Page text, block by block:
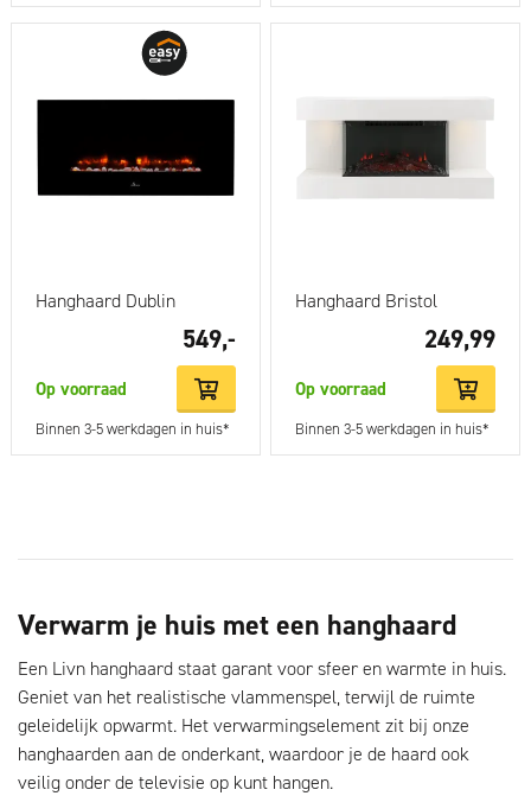
Hanghaard Dublin
549,-
Op voorraad
Binnen 3-5 werkdagen in huis*
Hanghaard Bristol
249,99
Op voorraad
Binnen 3-5 werkdagen in huis*
Verwarm je huis met een hanghaard
Een Livn hanghaard staat garant voor sfeer en warmte in huis.
Geniet van het realistische vlammenspel, terwijl de ruimte
geleidelijk opwarmt. Het verwarmingselement zit bij onze
hanghaarden aan de onderkant, waardoor je de haard ook
veilig onder de televisie op kunt hangen.